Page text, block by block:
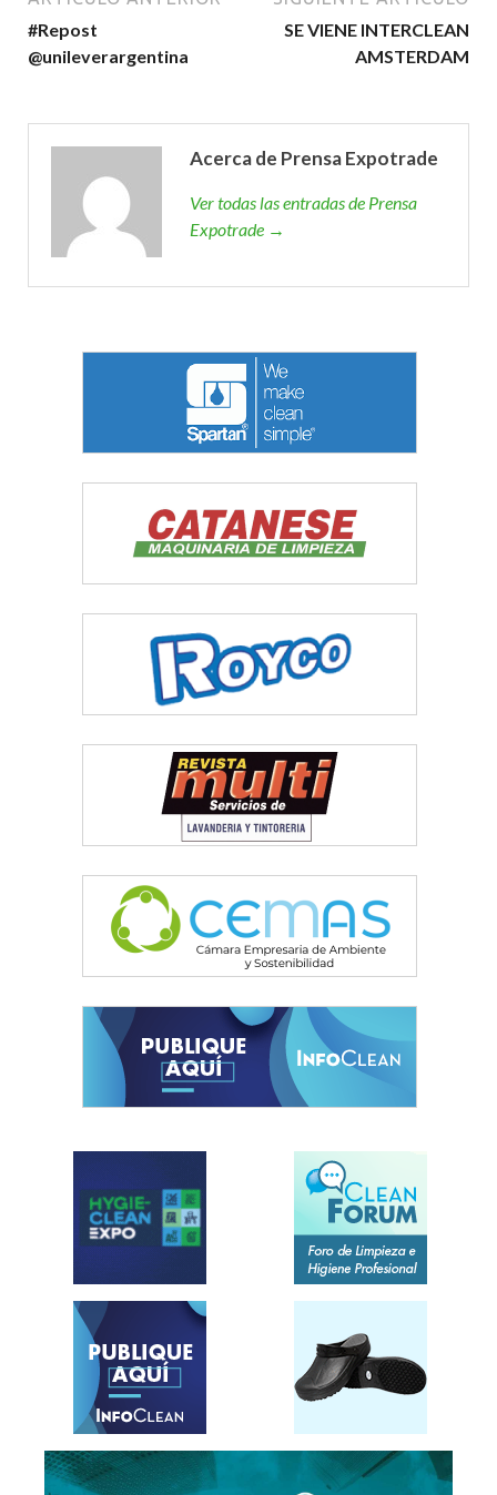
#Repost
@unileverargentina
SE VIENE INTERCLEAN
AMSTERDAM
Acerca de Prensa Expotrade
Ver todas las entradas de Prensa
Expotrade →